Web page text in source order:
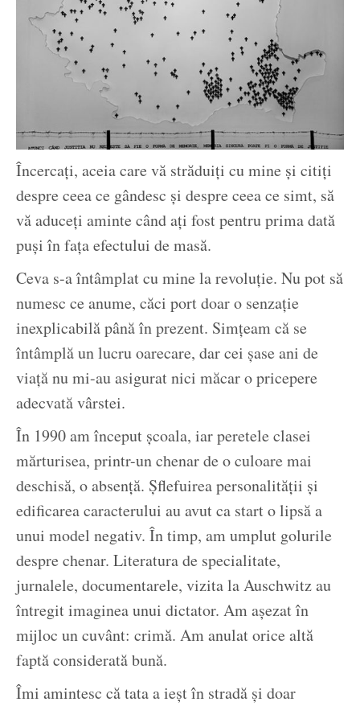
Încercați, aceia care vă străduiți cu mine și citiți
despre ceea ce gândesc și despre ceea ce simt, să
vă aduceți aminte când ați fost pentru prima dată
puși în fața efectului de masă.
Ceva s-a întâmplat cu mine la revoluție. Nu pot să
numesc ce anume, căci port doar o senzație
inexplicabilă până în prezent. Simțeam că se
întâmplă un lucru oarecare, dar cei șase ani de
viață nu mi-au asigurat nici măcar o pricepere
adecvată vârstei.
În 1990 am început școala, iar peretele clasei
mărturisea, printr-un chenar de o culoare mai
deschisă, o absență. Șflefuirea personalității și
edificarea caracterului au avut ca start o lipsă a
unui model negativ. În timp, am umplut golurile
despre chenar. Literatura de specialitate,
jurnalele, documentarele, vizita la Auschwitz au
întregit imaginea unui dictator. Am așezat în
mijloc un cuvânt: crimă. Am anulat orice altă
faptă considerată bună.
Îmi amintesc că tata a ieșt în stradă și doar